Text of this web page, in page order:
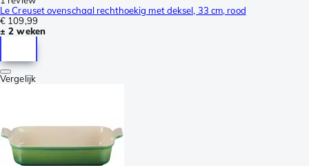
Le Creuset ovenschaal rechthoekig met deksel, 33 cm, rood
€ 109,99
± 2 weken
Vergelijk